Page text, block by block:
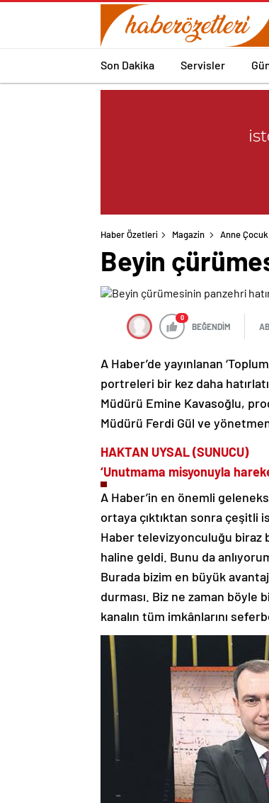
Son Dakika Servisler
Haber Özetleri Magazin Anne Çocuk
Beyin
0
BEĞENDİM
A Haber’de yayınlanan
portreleri bir kez daha
Müdürü Emine Kavasoğlu,
Müdürü Ferdi Gül ve
HAKTAN UYSAL (SUNUCU)
‘Unutmama misyonuyla
A Haber’in en önemli
ortaya çıktıktan sonra çeşitli
Haber televizyonculuğu biraz
haline geldi. Bunu da
Burada bizim en büyük
durması. Biz ne zaman böyle
kanalın tüm imkânlarını